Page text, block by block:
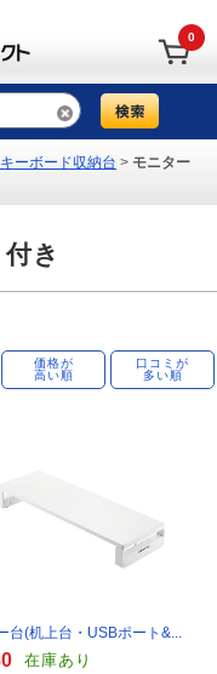
0
キーボード収納台 > モニター
き
価格が
高い順
口コミが
多い順
台(机上台・USBポート&...
在庫あり